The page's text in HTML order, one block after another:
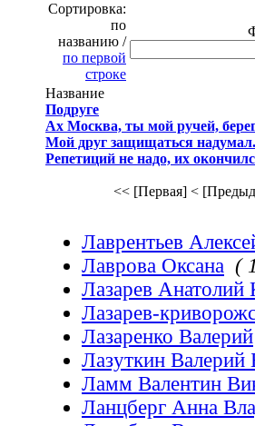
Сортировка:
по
названию /
по первой
строке
Название
Подруге
Ах Москва, ты мой ручей,
Мой друг защищаться
Репетиций не надо, их
<< [Первая] <
Лаврентьев
Лаврова Оксана (
Лазарев Анатолий
Лазарев-
Лазаренко Валерий
Лазуткин Валерий
Ламм Валентин
Ланцберг Анна